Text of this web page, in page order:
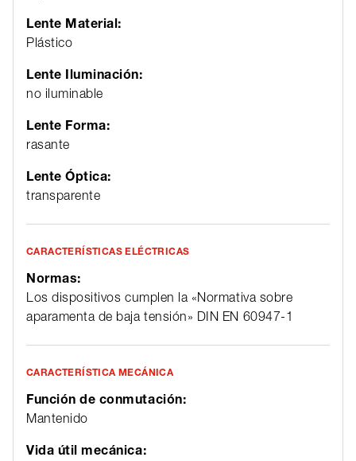
Lente Material:
Plástico
Lente Iluminación:
no iluminable
Lente Forma:
rasante
Lente Óptica:
transparente
CARACTERÍSTICAS ELÉCTRICAS
Normas:
Los dispositivos cumplen la «Normativa sobre
aparamenta de baja tensión» DIN EN 60947-1
CARACTERÍSTICA MECÁNICA
Función de conmutación:
Mantenido
Vida útil mecánica: